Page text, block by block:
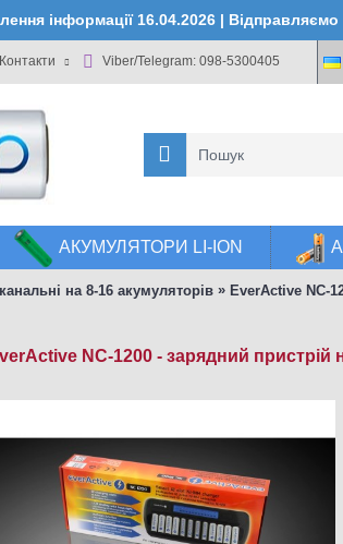
інформації 16.04.2026 |
Контакти Viber/Telegram: 098-5300405
АКУМУЛЯТОРИ LI-ION
на 8-16 акумуляторів » EverActive NC-
NC-1200 - зарядний